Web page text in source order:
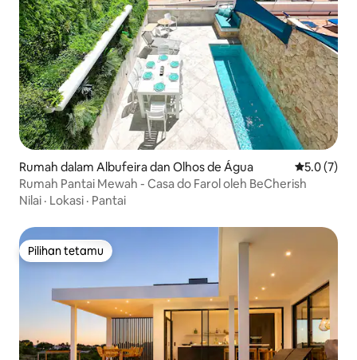
Rumah dalam Albufeira dan Olhos de Água Penarafan
5.0 (7)
Rumah Pantai Mewah - Casa do Farol oleh BeCherish
Nilai · Lokasi · Pantai
Pilihan tetamu
Pilihan tetamu